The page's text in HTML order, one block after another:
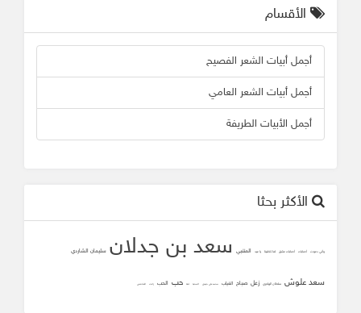
الأقسام
أجمل أبيات الشعر الفصيح
أجمل أبيات الشعر العامي
أجمل الأبيات الطريفة
الأكثر بحثا
وأني دعوت أصابك أصابك عشق لما تلاقينا يا عيد المتنبي سعد بن جدلان سليمان الشاردي
سعد علوش سلطان الهاجري زعل صباح الغياب محمد علي جنيدي المحبه ثقه حب الحب زانت الشافعي